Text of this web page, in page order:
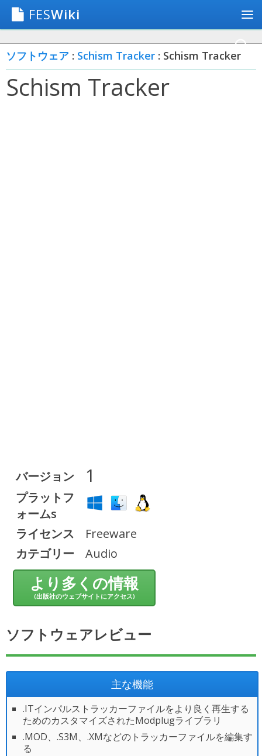
FESWiki
ソフトウェア : Schism Tracker : Schism Tracker
Schism Tracker
バージョン 1
プラットフ
ォームs
ライセンス
Freeware
カテゴリー
Audio
より多くの情報
(出版社のウェブサイトにアクセス)
ソフトウェアレビュー
主な機能
.ITインパルストラッカーファイルをより良く再生する
ためのカスタマイズされたModplugライブラリ
.MOD、.S3M、.XMなどのトラッカーファイルを編集す
る